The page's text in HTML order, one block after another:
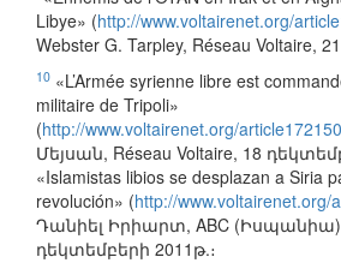
Libye» (http://www.voltairenet.org/
Webster G. Tarpley, Réseau Voltaire,
10 «L’Armée syrienne libre est
militaire de Tripoli»
(http://www.voltairenet.org/
Մեյսան, Réseau Voltaire, 18
«Islamistas libios se desplazan a Siria
revolución» (http://www.voltairenet.org/
Դանիել Իրիարտ, ABC (Իսպանիա),
դեկտեմբերի 2011թ.։